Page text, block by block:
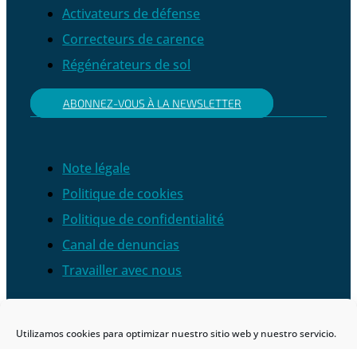
Utilizamos cookies para optimizar nuestro sitio web y nuestro servicio.
Activateurs de défense
Correcteurs de carence
Régénérateurs de sol
ABONNEZ-VOUS À LA NEWSLETTER
Note légale
Politique de cookies
Politique de confidentialité
Canal de denuncias
Travailler avec nous